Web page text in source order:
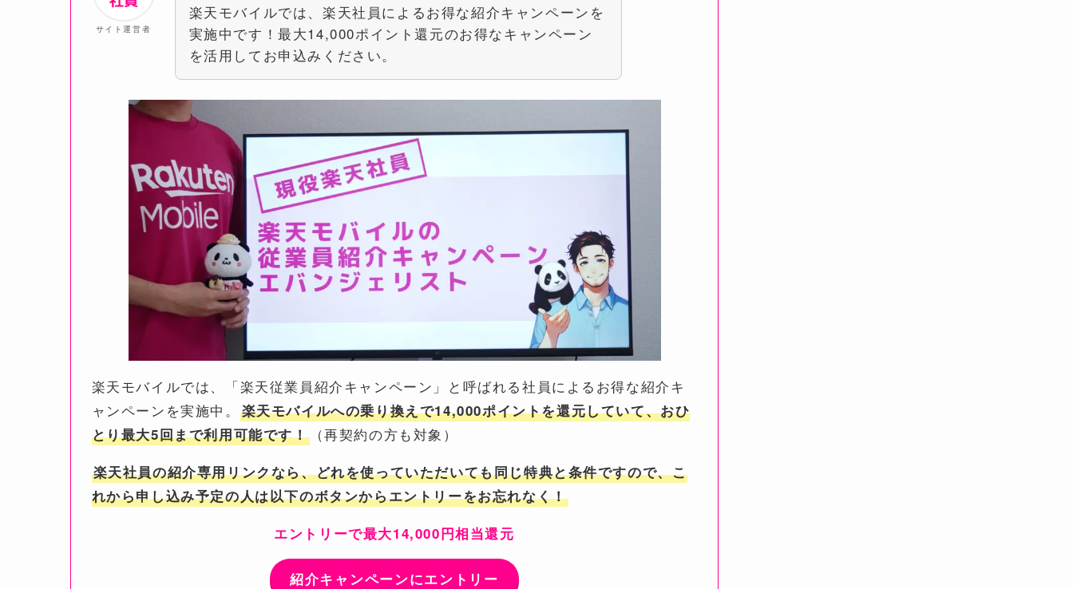
サイト運営者
楽天モバイルでは、楽天社員によるお得な紹介キャンペーンを
実施中です！最大14,000ポイント還元のお得なキャンペーン
を活用してお申込みください。
楽天モバイルでは、「楽天従業員紹介キャンペーン」と呼ばれる社員によるお得な紹介キ
ャンペーンを実施中。
楽天モバイルへの乗り換えで14,000ポイントを還元していて、おひ
とり最大5回まで利用可能です！（再契約の方も対象）
楽天社員の紹介専用リンクなら、どれを使っていただいても同じ特典と条件ですので、こ
れから申し込み予定の人は以下のボタンからエントリーをお忘れなく！
エントリーで最大14,000円相当還元
紹介キャンペーンにエントリー